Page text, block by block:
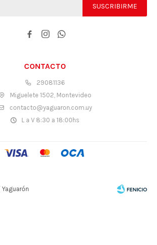
CONTACTO
29081136
Miguelete 1502, Montevideo
contacto@yaguaron.com.uy
L a V 8:30 a 18:00hs
SUSCRIBIRME
  